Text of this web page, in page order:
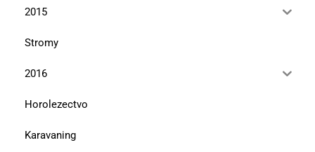
2015
Stromy
2016
Horolezectvo
Karavaning